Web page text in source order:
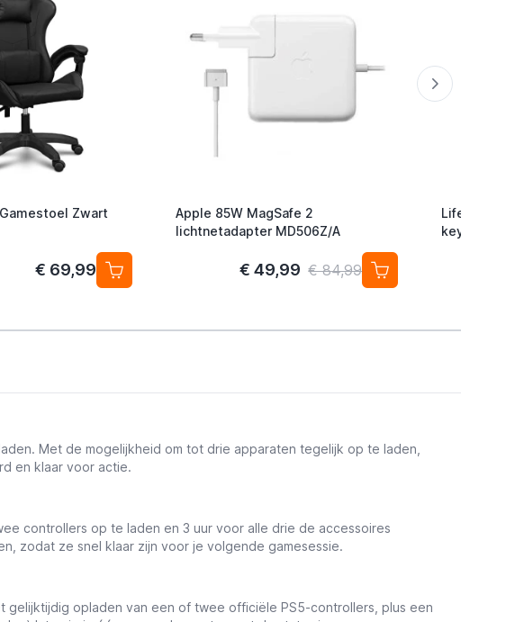
Zwart
€ 69,99
Apple 85W MagSafe 2
lichtnetadapter MD506Z/A
€ 49,99 € 84,99
Lifemate
Met de mogelijkheid om tot drie apparaten tegelijk op te laden,
en klaar voor actie.
controllers op te laden en 3 uur voor alle drie de accessoires
zodat ze snel klaar zijn voor je volgende gamesessie.
opladen van een of twee officiële PS5-controllers, plus een